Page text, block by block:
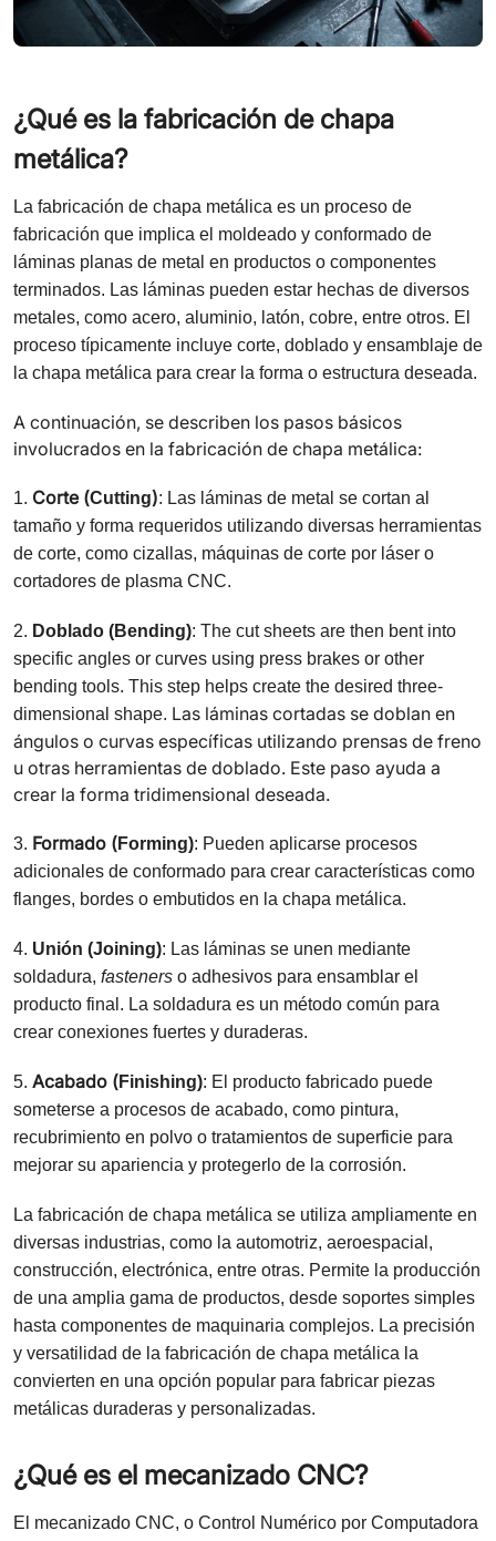
¿Qué es la fabricación de chapa
metálica?
La fabricación de chapa metálica es un proceso de
fabricación que implica el moldeado y conformado de
láminas planas de metal en productos o componentes
terminados. Las láminas pueden estar hechas de diversos
metales, como acero, aluminio, latón, cobre, entre otros. El
proceso típicamente incluye corte, doblado y ensamblaje de
la chapa metálica para crear la forma o estructura deseada.
A continuación, se describen los pasos básicos
involucrados en la fabricación de chapa metálica:
1. Corte (Cutting): Las láminas de metal se cortan al
tamaño y forma requeridos utilizando diversas herramientas
de corte, como cizallas, máquinas de corte por láser o
cortadores de plasma CNC.
2. Doblado (Bending): The cut sheets are then bent into
specific angles or curves using press brakes or other
bending tools. This step helps create the desired three-
dimensional shape. Las láminas cortadas se doblan en
ángulos o curvas específicas utilizando prensas de freno
u otras herramientas de doblado. Este paso ayuda a
crear la forma tridimensional deseada.
3. Formado (Forming): Pueden aplicarse procesos
adicionales de conformado para crear características como
flanges, bordes o embutidos en la chapa metálica.
4. Unión (Joining): Las láminas se unen mediante
soldadura, fasteners o adhesivos para ensamblar el
producto final. La soldadura es un método común para
crear conexiones fuertes y duraderas.
5. Acabado (Finishing): El producto fabricado puede
someterse a procesos de acabado, como pintura,
recubrimiento en polvo o tratamientos de superficie para
mejorar su apariencia y protegerlo de la corrosión.
La fabricación de chapa metálica se utiliza ampliamente en
diversas industrias, como la automotriz, aeroespacial,
construcción, electrónica, entre otras. Permite la producción
de una amplia gama de productos, desde soportes simples
hasta componentes de maquinaria complejos. La precisión
y versatilidad de la fabricación de chapa metálica la
convierten en una opción popular para fabricar piezas
metálicas duraderas y personalizadas.
¿Qué es el mecanizado CNC?
El mecanizado CNC, o Control Numérico por Computadora